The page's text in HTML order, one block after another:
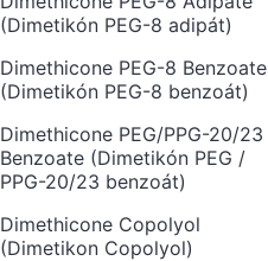
(Dimetikón PEG-8 adipát)
Dimethicone PEG-8 Benzoate
(Dimetikón PEG-8 benzoát)
Dimethicone PEG/PPG-20/23
Benzoate (Dimetikón PEG /
PPG-20/23 benzoát)
Dimethicone Copolyol
(Dimetikon Copolyol)